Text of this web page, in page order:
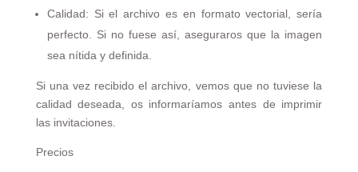
Calidad: Si el archivo es en formato vectorial, sería
perfecto. Si no fuese así, aseguraros que la imagen
sea nítida y definida.
Si una vez recibido el archivo, vemos que no tuviese la
calidad deseada, os informaríamos antes de imprimir
las invitaciones.
Precios